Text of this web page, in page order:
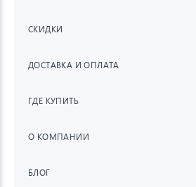
СКИДКИ
ДОСТАВКА И ОПЛАТА
ГДЕ КУПИТЬ
О КОМПАНИИ
БЛОГ